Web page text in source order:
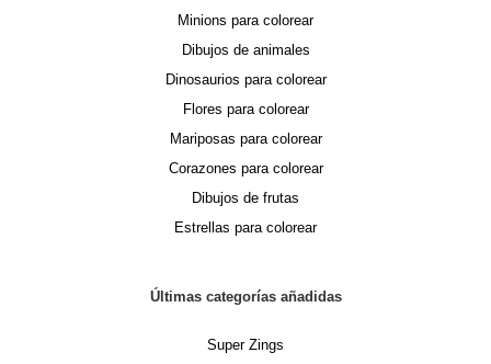
Minions para colorear
Dibujos de animales
Dinosaurios para colorear
Flores para colorear
Mariposas para colorear
Corazones para colorear
Dibujos de frutas
Estrellas para colorear
Últimas categorías añadidas
Super Zings